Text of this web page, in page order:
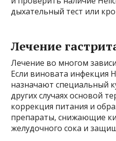
дыхательный тест или
Лечение
Лечение во многом
Если виновата инфекция
назначают специальный
других случаях основой
коррекция питания и
препараты, снижающие
желудочного сока и